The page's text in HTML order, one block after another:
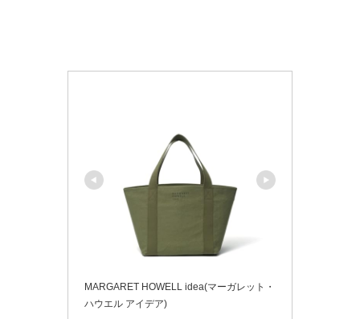
MARGARET HOWELL idea(マーガレット・
ハウエル アイデア)